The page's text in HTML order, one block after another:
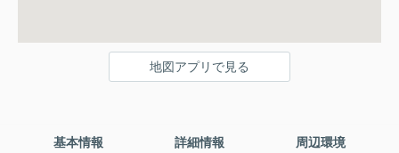
地図アプリで見る
基本情報 詳細情報 周辺環境